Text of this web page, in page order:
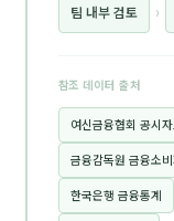
팀 내부 검토 ›
참조 데이터 출처
여신금융협회 공시
금융감독원 금융소
한국은행 금융통계